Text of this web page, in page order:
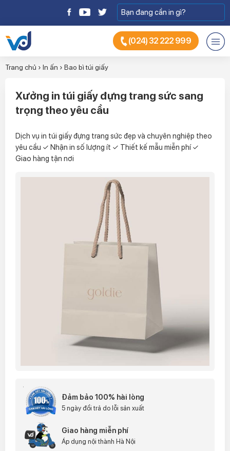
(024) 32 222 999
Trang chủ › In ấn › Bao bì túi giấy
Xưởng in túi giấy đựng trang sức sang
trọng theo yêu cầu
Dịch vụ in túi giấy đựng trang sức đẹp và chuyên nghiệp theo
yêu cầu ✓ Nhận in số lượng ít ✓ Thiết kế mẫu miễn phí ✓
Giao hàng tận nơi
Đảm bảo 100% hài lòng
5 ngày đổi trả do lỗi sản xuất
Giao hàng miễn phí
Áp dụng nội thành Hà Nội